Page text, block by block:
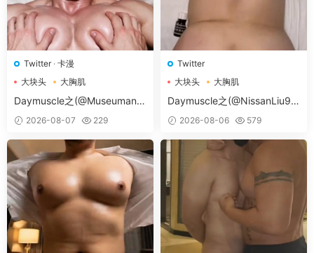
Twitter· 卡漫
大块头
大胸肌
大胸肌肉男
Daymuscle之(@Museumans-
@Museuman）
2026-08-07 229
Twitter
大块头
大胸肌
大胸肌肉男
Daymuscle之(@NissanLiu98
-@Nissan98）
2026-08-06 579